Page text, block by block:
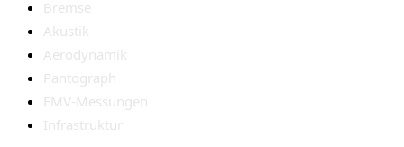
Bremse
Akustik
Aerodynamik
Pantograph
EMV-Messungen
Infrastruktur